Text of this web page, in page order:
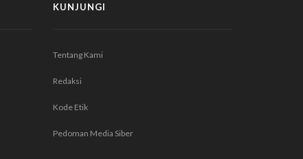
KUNJUNGI
Tentang Kami
Redaksi
Kode Etik
Pedoman Media Siber